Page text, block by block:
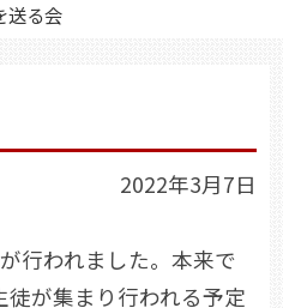
送る会
2022年3月7日
行われました。本来で
が集まり行われる予定